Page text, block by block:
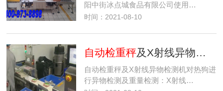
阳中街冰点城食品有限公司使用…
时间：2021-08-10
自动检重秤及X射线异物检测机对热狗进行异物检测及重量检测，检测产品中是否含有异物及产品重量是…
自动检重秤及X射线异物检测机对热狗进
行异物检测及重量检测：X射线…